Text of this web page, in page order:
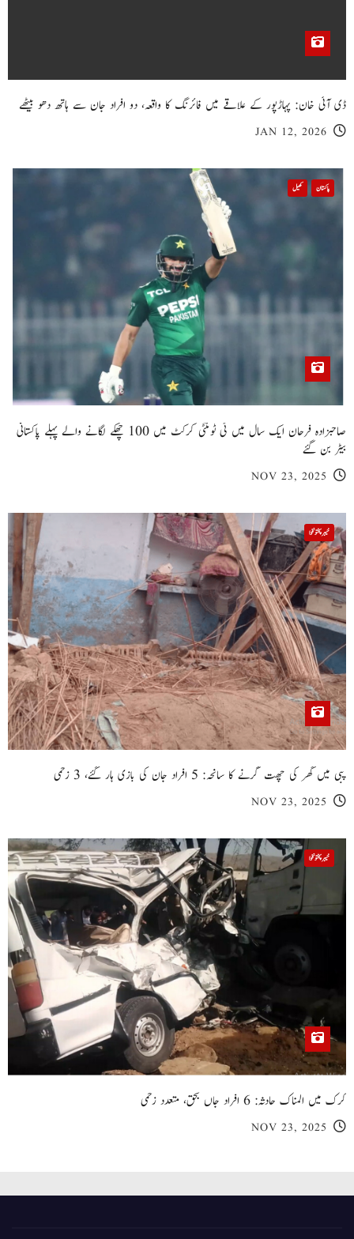
ڈی آئی خان: پہاڑپور کے علاقے میں فائرنگ کا واقعہ، دو افراد جان سے ہاتھ دھو بیٹھے
JAN 12, 2026
پاکستان کھیل
صاحبزادہ فرحان ایک سال میں ٹی ٹوئنٹی کرکٹ میں 100 چھکے لگانے والے پہلے پاکستانی
بیٹر بن گئے
NOV 23, 2025
خیبر پختونخوا
پبی میں گھر کی چھت گرنے کا سانحہ: 5 افراد جان کی بازی ہار گئے، 3 زخمی
NOV 23, 2025
خیبر پختونخوا
کرک میں المناک حادثہ: 6 افراد جاں بحق، متعدد زخمی
NOV 23, 2025